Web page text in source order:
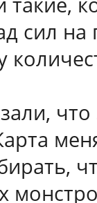
сил